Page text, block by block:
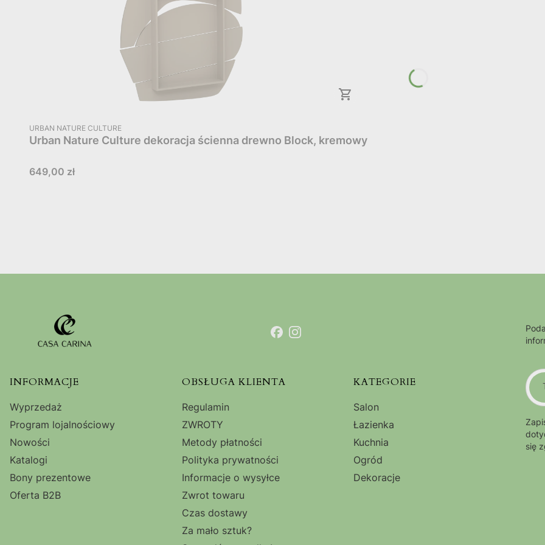
PRODUCENT
URBAN NATURE CULTURE
Urban Nature Culture dekoracja ścienna drewno Block, kremowy
Cena
649,00 zł
Linki w stopce
INFORMACJE
Wyprzedaż
Program lojalnościowy
Nowości
Katalogi
Bony prezentowe
Oferta B2B
OBSŁUGA KLIENTA
Regulamin
ZWROTY
Metody płatności
Polityka prywatności
Informacje o wysyłce
Zwrot towaru
Czas dostawy
Za mało sztuk?
KATEGORIE
Salon
Łazienka
Kuchnia
Ogród
Dekoracje
się